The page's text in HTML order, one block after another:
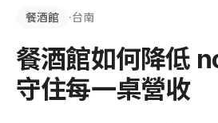
餐酒館 ·台南
餐酒館如何降低
守住每一桌營收